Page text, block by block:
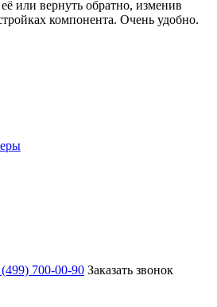
или вернуть обратно, изменив
компонента. Очень удобно.
700-00-90 Заказать звонок